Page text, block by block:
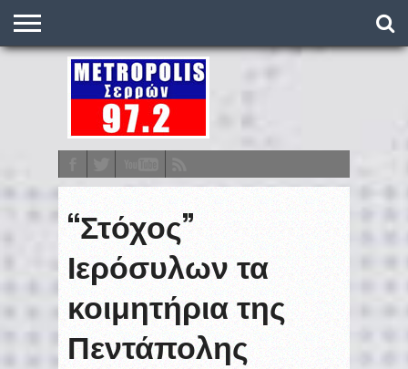
ΣΤΑΘΜΌΣ
METRONEWS
ΠΟΔΌΣΦΑΙΡΟ
ΒΑΘΜΟΛΟΓΊΕΣ
ΠΡΟΓΡΆΜΜΑΤΑ
ΣΤΟΊΧΗΜΑ
ΕΠΙΚΟΙΝΩΝΊΑ
“Στόχος”
Ιερόσυλων τα
κοιμητήρια της
Πεντάπολης